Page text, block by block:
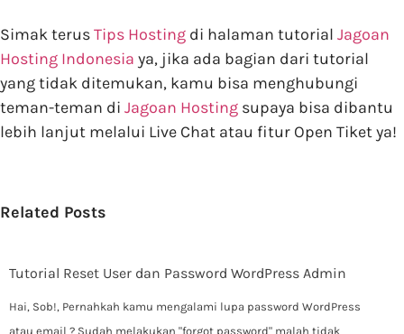
Simak terusTips Hosting di halaman tutorial Jagoan
Hosting Indonesia ya, jika ada bagian dari tutorial
yang tidak ditemukan, kamu bisa menghubungi
teman-teman di Jagoan Hosting supaya bisa dibantu
lebih lanjut melalui Live Chat atau fitur Open Tiket ya!
Related Posts
Tutorial Reset User dan Password WordPress Admin
Hai, Sob!, Pernahkah kamu mengalami lupa password WordPress
atau email ? Sudah melakukan "forgot password" malah tidak